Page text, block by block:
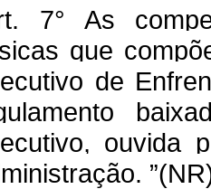
7° As
que
de
ouvida